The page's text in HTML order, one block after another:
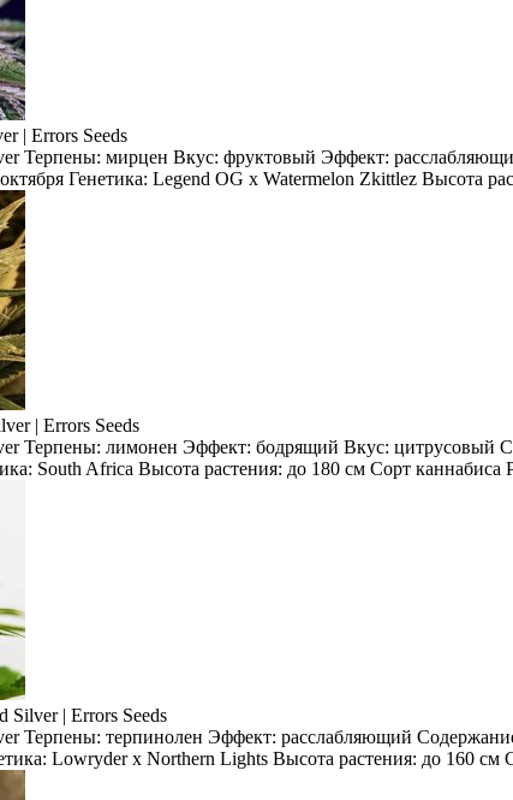
| Errors Seeds
Терпены: мирцен Вкус: фруктовый Эффект:
Генетика: Legend OG x Watermelon Zkittlez Высота
| Errors Seeds
Терпены: лимонен Эффект: бодрящий Вкус: цитрусовый
South Africa Высота растения: до 180 см Сорт
Silver | Errors Seeds
Терпены: терпинолен Эффект: расслабляющий
Lowryder x Northern Lights Высота растения: до 160